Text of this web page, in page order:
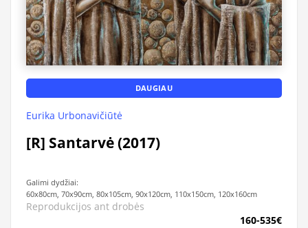
DAUGIAU
Eurika Urbonavičiūtė
[R] Santarvė (2017)
Galimi dydžiai:
60x80cm, 70x90cm, 80x105cm, 90x120cm, 110x150cm, 120x160cm
Reprodukcijos ant drobės
160-535€